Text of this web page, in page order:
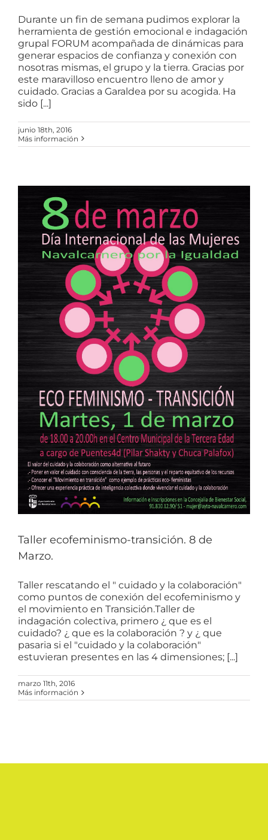
Durante un fin de semana pudimos explorar la
herramienta de gestión emocional e indagación
grupal FORUM acompañada de dinámicas para
generar espacios de confianza y conexión con
nosotras mismas, el grupo y la tierra. Gracias por
este maravilloso encuentro lleno de amor y
cuidado. Gracias a Garaldea por su acogida. Ha
sido [...]
junio 18th, 2016
Más información
Taller ecofeminismo-transición. 8 de
Marzo.
Taller rescatando el " cuidado y la colaboración"
como puntos de conexión del ecofeminismo y
el movimiento en Transición.Taller de
indagación colectiva, primero ¿ que es el
cuidado? ¿ que es la colaboración ? y ¿ que
pasaria si el "cuidado y la colaboración"
estuvieran presentes en las 4 dimensiones; [...]
marzo 11th, 2016
Más información